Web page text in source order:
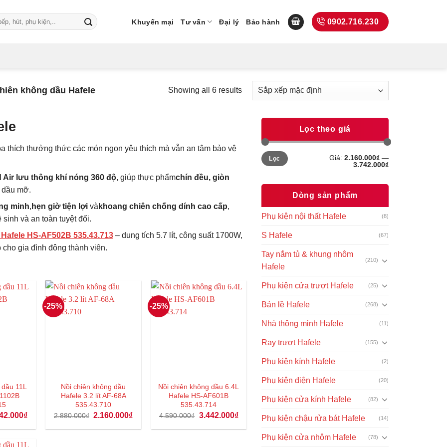
Khuyến mại Tư vấn Đại lý Bảo hành 0902.716.230
không dầu Hafele Showing all 6 results
thích thưởng thức các món ngon yêu thích mà vẫn an tâm bảo vệ
Air lưu thông khí nóng 360 độ, giúp thực phẩmchín đều, giòn
mỡ.
minh, hẹn giờ tiện lợi và khoang chiên chống dính cao cấp,
và an toàn tuyệt đối.
HS-AF502B 535.43.713 – dung tích 5.7 lít, công suất 1700W,
gia đình đông thành viên.
11L
₫Giá
tại
-25%
Nồi chiên không dầu
Hafele 3.2 lít AF-68A
535.43.710
2.880.000₫ Giá
là:
2.160.000₫Giá
tại
-25%
Nồi chiên không dầu 6.4L
Hafele HS-AF601B
535.43.714
4.590.000₫ Giá
là:
3.442.000₫Giá
tại
3.442.000₫.
Lọc theo giá
Giá
tối
thiểu
Giá
tối
đa
Lọc Giá: 2.160.000₫ —
3.742.000₫
Dòng sản phẩm
Phụ kiện nội thất Hafele (8)
S Hafele (67)
Tay nắm tủ & khung nhôm
Hafele
(210)
Phụ kiện cửa trượt Hafele (25)
Bản lề Hafele (268)
Nhà thông minh Hafele (11)
Ray trượt Hafele (155)
Phụ kiện kính Hafele (2)
Phụ kiện điện Hafele (20)
Phụ kiện cửa kính Hafele (82)
Phụ kiện chậu rửa bát Hafele (14)
Phụ kiện cửa nhôm Hafele (78)